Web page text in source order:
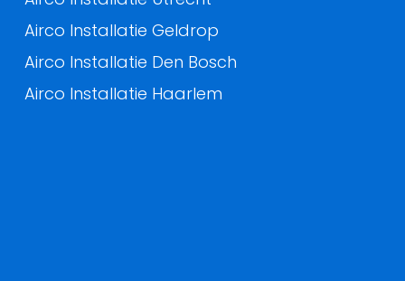
Airco Installatie Geldrop
Airco Installatie Den Bosch
Airco Installatie Haarlem